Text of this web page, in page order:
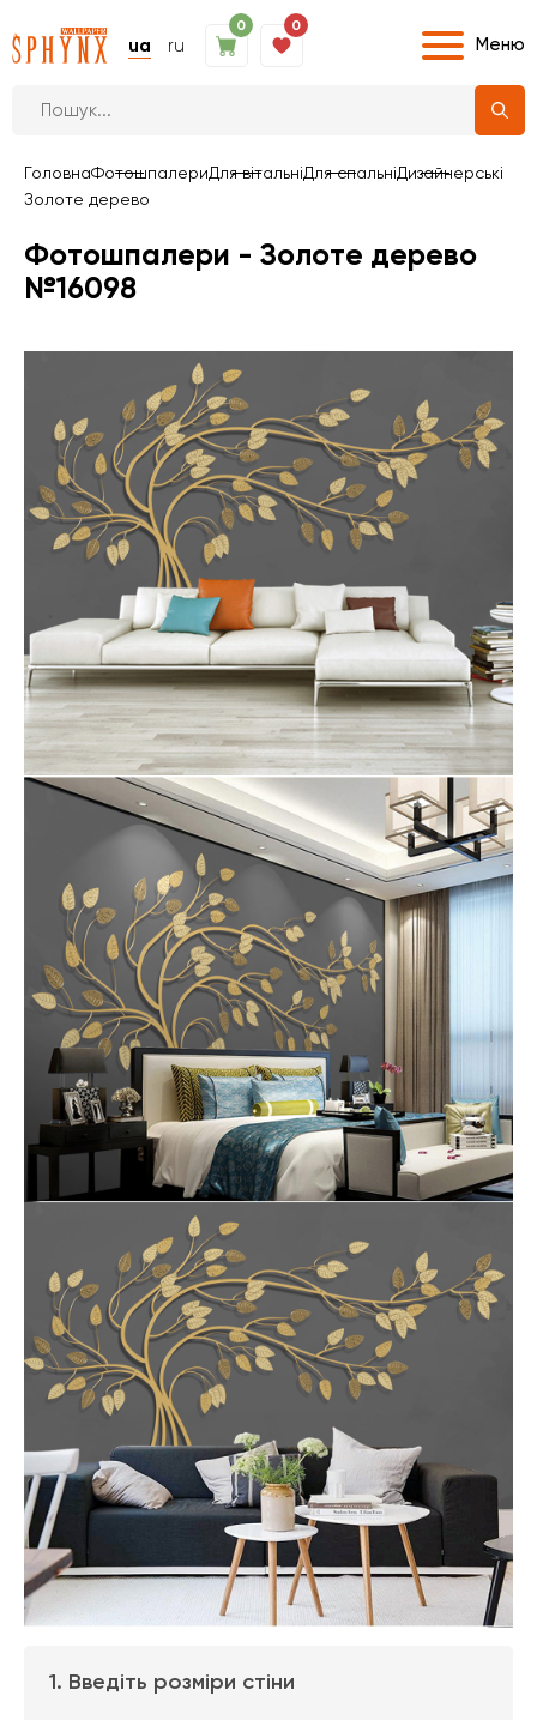
ua ru
0 0
Меню
ГоловнаФотошпалериДля вітальніДля спальніДизайнерські
Золоте дерево
Фотошпалери - Золоте дерево
№16098
1. Введіть розміри стіни